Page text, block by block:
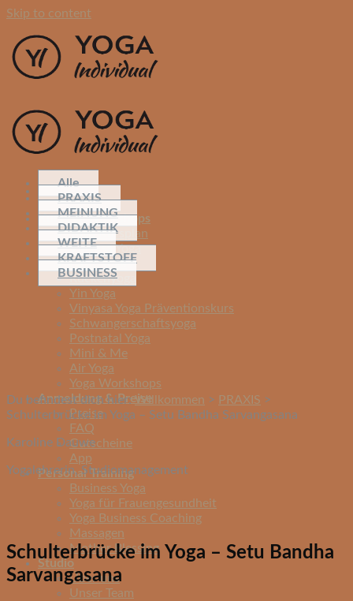
Skip to content
Kurse & Workshops
Yoga Kursplan
Vinyasa Yoga
Basic Yoga
Rückenyoga
Yin Yoga
Vinyasa Yoga Präventionskurs
Schwangerschaftsyoga
Postnatal Yoga
Mini & Me
Air Yoga
Yoga Workshops
Anmeldung & Preise
Preise
FAQ
Gutscheine
App
Personal Training
Business Yoga
Yoga für Frauengesundheit
Yoga Business Coaching
Massagen
Mother Blessing
Studio
Über uns
Unser Team
Alle
PRAXIS
MEINUNG
DIDAKTIK
WEITE
KRAFTSTOFF
BUSINESS
Du befindest dich hier:Willkommen > PRAXIS >
Schulterbrücke im Yoga – Setu Bandha Sarvangasana
Karoline Dauwe
Yogalehrerin, Studiomanagement
Schulterbrücke im Yoga – Setu Bandha
Sarvangasana